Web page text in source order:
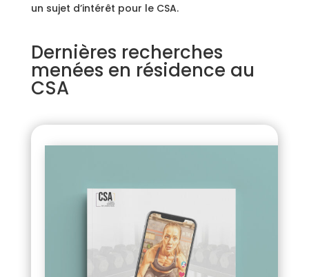
un sujet d’intérêt pour le CSA.
Dernières recherches
menées en résidence au
CSA